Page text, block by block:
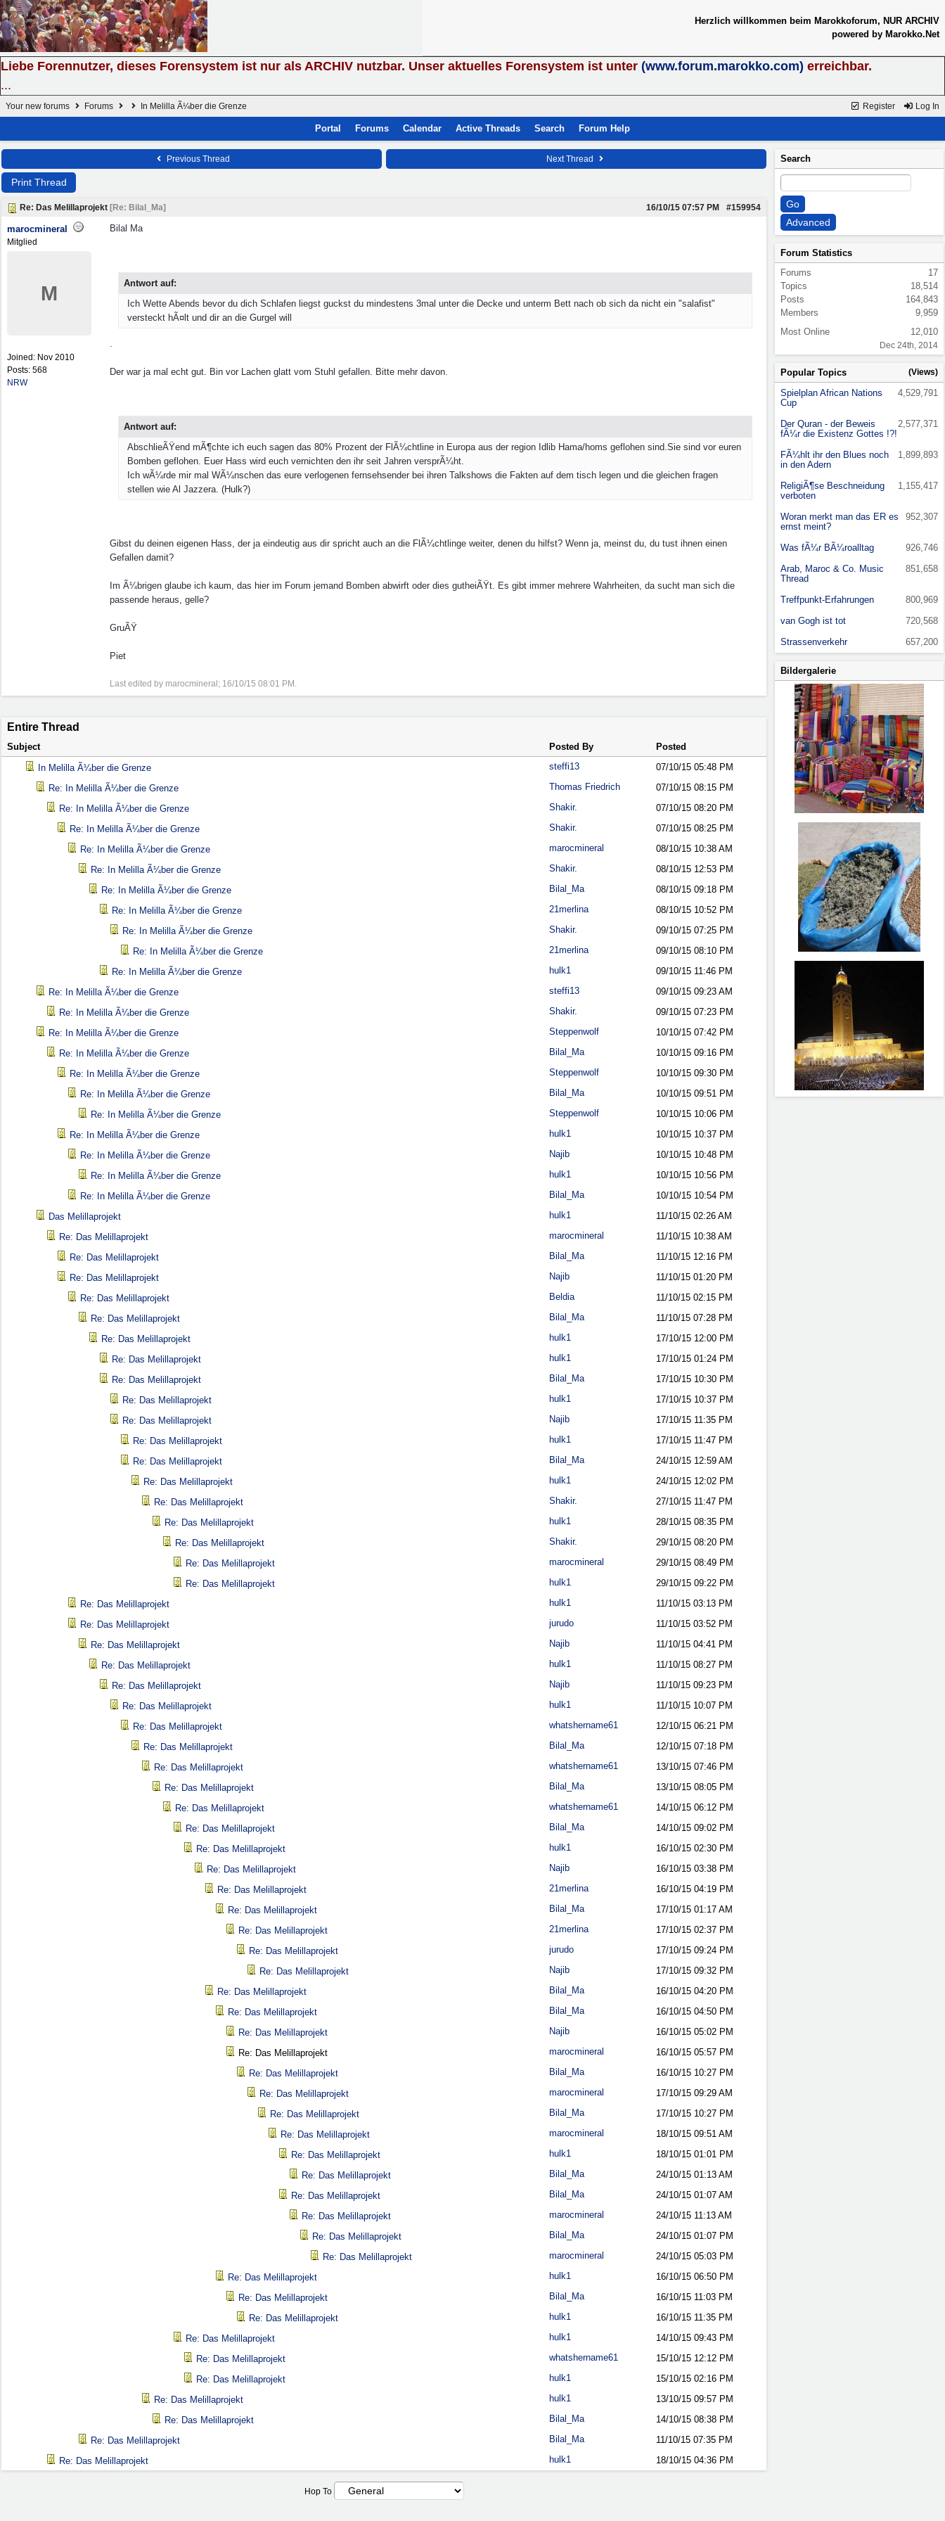
Herzlich willkommen beim Marokkoforum, NUR ARCHIV
powered by Marokko.Net
Liebe Forennutzer, dieses Forensystem ist nur als ARCHIV nutzbar. Unser aktuelles Forensystem ist unter (www.forum.marokko.com) erreichbar.
...
Register Log In
Your new forums Forums In Melilla Ã¼ber die Grenze
Portal Forums Calendar Active Threads Search Forum Help
Previous Thread Next Thread
Print Thread
Re: Das Melillaprojekt [Re: Bilal_Ma] #159954
16/10/15 07:57 PM
marocmineral
Mitglied
M
Joined: Nov 2010
Posts: 568
NRW
Bilal Ma
Antwort auf:
Ich Wette Abends bevor du dich Schlafen liegst guckst du mindestens 3mal unter die Decke und unterm Bett nach ob sich da nicht ein "salafist"
versteckt hÃ¤lt und dir an die Gurgel will
.
Der war ja mal echt gut. Bin vor Lachen glatt vom Stuhl gefallen. Bitte mehr davon.
Antwort auf:
AbschlieÃŸend mÃ¶chte ich euch sagen das 80% Prozent der FlÃ¼chtline in Europa aus der region Idlib Hama/homs geflohen sind.Sie sind vor euren
Bomben geflohen. Euer Hass wird euch vernichten den ihr seit Jahren versprÃ¼ht.
Ich wÃ¼rde mir mal WÃ¼nschen das eure verlogenen fernsehsender bei ihren Talkshows die Fakten auf dem tisch legen und die gleichen fragen
stellen wie Al Jazzera. (Hulk?)
Gibst du deinen eigenen Hass, der ja eindeutig aus dir spricht auch an die FlÃ¼chtlinge weiter, denen du hilfst? Wenn ja, meinst du, du tust ihnen einen
Gefallen damit?
Im Ã¼brigen glaube ich kaum, das hier im Forum jemand Bomben abwirft oder dies gutheiÃŸt. Es gibt immer mehrere Wahrheiten, da sucht man sich die
passende heraus, gelle?
GruÃŸ
Piet
Last edited by marocmineral; 16/10/15 08:01 PM .
Entire Thread
Subject Posted By
Posted
In Melilla Ã¼ber die Grenze
steffi13 07/10/15 05:48 PM
Re: In Melilla Ã¼ber die Grenze
Thomas Friedrich 07/10/15 08:15 PM
Re: In Melilla Ã¼ber die Grenze
Shakir. 07/10/15 08:20 PM
Re: In Melilla Ã¼ber die Grenze
Shakir. 07/10/15 08:25 PM
Re: In Melilla Ã¼ber die Grenze
marocmineral 08/10/15 10:38 AM
Re: In Melilla Ã¼ber die Grenze
Shakir. 08/10/15 12:53 PM
Re: In Melilla Ã¼ber die Grenze
Bilal_Ma 08/10/15 09:18 PM
Re: In Melilla Ã¼ber die Grenze
21merlina 08/10/15 10:52 PM
Re: In Melilla Ã¼ber die Grenze
Shakir. 09/10/15 07:25 PM
Re: In Melilla Ã¼ber die Grenze
21merlina 09/10/15 08:10 PM
Re: In Melilla Ã¼ber die Grenze
hulk1 09/10/15 11:46 PM
Re: In Melilla Ã¼ber die Grenze
steffi13 09/10/15 09:23 AM
Re: In Melilla Ã¼ber die Grenze
Shakir. 09/10/15 07:23 PM
Re: In Melilla Ã¼ber die Grenze
Steppenwolf 10/10/15 07:42 PM
Re: In Melilla Ã¼ber die Grenze
Bilal_Ma 10/10/15 09:16 PM
Re: In Melilla Ã¼ber die Grenze
Steppenwolf 10/10/15 09:30 PM
Re: In Melilla Ã¼ber die Grenze
Bilal_Ma 10/10/15 09:51 PM
Re: In Melilla Ã¼ber die Grenze
Steppenwolf 10/10/15 10:06 PM
Re: In Melilla Ã¼ber die Grenze
hulk1 10/10/15 10:37 PM
Re: In Melilla Ã¼ber die Grenze
Najib 10/10/15 10:48 PM
Re: In Melilla Ã¼ber die Grenze
hulk1 10/10/15 10:56 PM
Re: In Melilla Ã¼ber die Grenze
Bilal_Ma 10/10/15 10:54 PM
Das Melillaprojekt
hulk1 11/10/15 02:26 AM
Re: Das Melillaprojekt
marocmineral 11/10/15 10:38 AM
Re: Das Melillaprojekt
Bilal_Ma 11/10/15 12:16 PM
Re: Das Melillaprojekt
Najib 11/10/15 01:20 PM
Re: Das Melillaprojekt
Beldia 11/10/15 02:15 PM
Re: Das Melillaprojekt
Bilal_Ma 11/10/15 07:28 PM
Re: Das Melillaprojekt
hulk1 17/10/15 12:00 PM
Re: Das Melillaprojekt
hulk1 17/10/15 01:24 PM
Re: Das Melillaprojekt
Bilal_Ma 17/10/15 10:30 PM
Re: Das Melillaprojekt
hulk1 17/10/15 10:37 PM
Re: Das Melillaprojekt
Najib 17/10/15 11:35 PM
Re: Das Melillaprojekt
hulk1 17/10/15 11:47 PM
Re: Das Melillaprojekt
Bilal_Ma 24/10/15 12:59 AM
Re: Das Melillaprojekt
hulk1 24/10/15 12:02 PM
Re: Das Melillaprojekt
Shakir. 27/10/15 11:47 PM
Re: Das Melillaprojekt
hulk1 28/10/15 08:35 PM
Re: Das Melillaprojekt
Shakir. 29/10/15 08:20 PM
Re: Das Melillaprojekt
marocmineral 29/10/15 08:49 PM
Re: Das Melillaprojekt
hulk1 29/10/15 09:22 PM
Re: Das Melillaprojekt
hulk1 11/10/15 03:13 PM
Re: Das Melillaprojekt
jurudo 11/10/15 03:52 PM
Re: Das Melillaprojekt
Najib 11/10/15 04:41 PM
Re: Das Melillaprojekt
hulk1 11/10/15 08:27 PM
Re: Das Melillaprojekt
Najib 11/10/15 09:23 PM
Re: Das Melillaprojekt
hulk1 11/10/15 10:07 PM
Re: Das Melillaprojekt
whatshername61 12/10/15 06:21 PM
Re: Das Melillaprojekt
Bilal_Ma 12/10/15 07:18 PM
Re: Das Melillaprojekt
whatshername61 13/10/15 07:46 PM
Re: Das Melillaprojekt
Bilal_Ma 13/10/15 08:05 PM
Re: Das Melillaprojekt
whatshername61 14/10/15 06:12 PM
Re: Das Melillaprojekt
Bilal_Ma 14/10/15 09:02 PM
Re: Das Melillaprojekt
hulk1 16/10/15 02:30 PM
Re: Das Melillaprojekt
Najib 16/10/15 03:38 PM
Re: Das Melillaprojekt
21merlina 16/10/15 04:19 PM
Re: Das Melillaprojekt
Bilal_Ma 17/10/15 01:17 AM
Re: Das Melillaprojekt
21merlina 17/10/15 02:37 PM
Re: Das Melillaprojekt
jurudo 17/10/15 09:24 PM
Re: Das Melillaprojekt
Najib 17/10/15 09:32 PM
Re: Das Melillaprojekt
Bilal_Ma 16/10/15 04:20 PM
Re: Das Melillaprojekt
Bilal_Ma 16/10/15 04:50 PM
Re: Das Melillaprojekt
Najib 16/10/15 05:02 PM
Re: Das Melillaprojekt
marocmineral 16/10/15 05:57 PM
Re: Das Melillaprojekt
Bilal_Ma 16/10/15 10:27 PM
Re: Das Melillaprojekt
marocmineral 17/10/15 09:29 AM
Re: Das Melillaprojekt
Bilal_Ma 17/10/15 10:27 PM
Re: Das Melillaprojekt
marocmineral 18/10/15 09:51 AM
Re: Das Melillaprojekt
hulk1 18/10/15 01:01 PM
Re: Das Melillaprojekt
Bilal_Ma 24/10/15 01:13 AM
Re: Das Melillaprojekt
Bilal_Ma 24/10/15 01:07 AM
Re: Das Melillaprojekt
marocmineral 24/10/15 11:13 AM
Re: Das Melillaprojekt
Bilal_Ma 24/10/15 01:07 PM
Re: Das Melillaprojekt
marocmineral 24/10/15 05:03 PM
Re: Das Melillaprojekt
hulk1 16/10/15 06:50 PM
Re: Das Melillaprojekt
Bilal_Ma 16/10/15 11:03 PM
Re: Das Melillaprojekt
hulk1 16/10/15 11:35 PM
Re: Das Melillaprojekt
hulk1 14/10/15 09:43 PM
Re: Das Melillaprojekt
whatshername61 15/10/15 12:12 PM
Re: Das Melillaprojekt
hulk1 15/10/15 02:16 PM
Re: Das Melillaprojekt
hulk1 13/10/15 09:57 PM
Re: Das Melillaprojekt
Bilal_Ma 14/10/15 08:38 PM
Re: Das Melillaprojekt
Bilal_Ma 11/10/15 07:35 PM
Re: Das Melillaprojekt
hulk1 18/10/15 04:36 PM
Hop To
Search
Forum Statistics
Forums
17
Topics
18,514
Posts
164,843
Members
9,959
Most Online
12,010
Dec 24th, 2014
Popular Topics (Views)
4,529,791
Spielplan African Nations
Cup
2,577,371
Der Quran - der Beweis
fÃ¼r die Existenz Gottes !?!
1,899,893
FÃ¼hlt ihr den Blues noch
in den Adern
1,155,417
ReligiÃ¶se Beschneidung
verboten
952,307
Woran merkt man das ER es
ernst meint?
926,746
Was fÃ¼r BÃ¼roalltag
851,658
Arab, Maroc & Co. Music
Thread
800,969
Treffpunkt-Erfahrungen
720,568
van Gogh ist tot
657,200
Strassenverkehr
Bildergalerie